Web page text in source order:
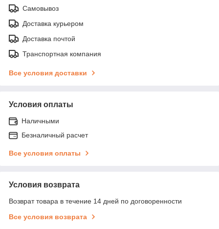
Самовывоз
Доставка курьером
Доставка почтой
Транспортная компания
Все условия доставки
Условия оплаты
Наличными
Безналичный расчет
Все условия оплаты
Условия возврата
Возврат товара в течение 14 дней по договоренности
Все условия возврата